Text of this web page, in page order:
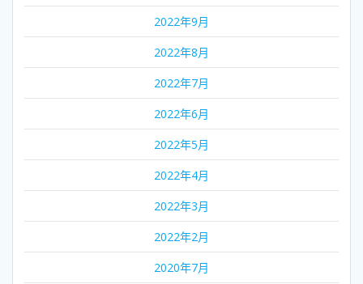
2022年9月
2022年8月
2022年7月
2022年6月
2022年5月
2022年4月
2022年3月
2022年2月
2020年7月